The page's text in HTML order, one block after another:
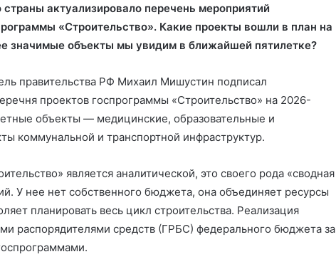
актуализировало перечень мероприятий
«Строительство». Какие проекты вошли в план на
значимые объекты мы увидим в ближайшей пятилетке?
правительства РФ Михаил Мишустин подписал
проектов госпрограммы «Строительство» на 2026-
объекты — медицинские, образовательные и
коммунальной и транспортной инфраструктур.
является аналитической, это своего рода «сводная
У нее нет собственного бюджета, она объединяет ресурсы
планировать весь цикл строительства. Реализация
распорядителями средств (ГРБС) федерального бюджета за